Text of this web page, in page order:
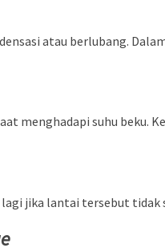
atau berlubang.
menghadapi suhu
jika lantai tersebut tidak